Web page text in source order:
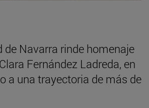
de Navarra rinde homenaje
Fernández Ladreda, en
a una trayectoria de más de